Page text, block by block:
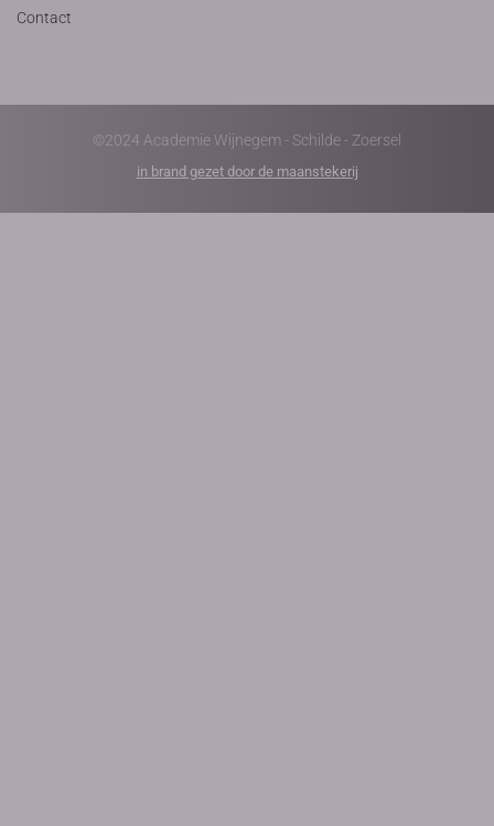
Contact
©2024 Academie Wijnegem - Schilde - Zoersel
in brand gezet door de maanstekerij